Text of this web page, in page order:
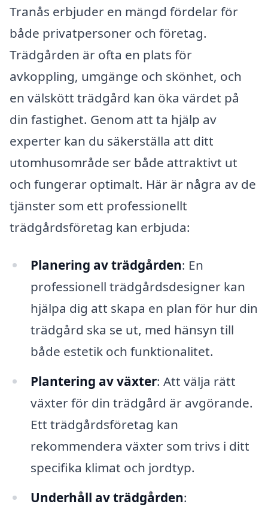
Tranås erbjuder en mängd fördelar för
både privatpersoner och företag.
Trädgården är ofta en plats för
avkoppling, umgänge och skönhet, och
en välskött trädgård kan öka värdet på
din fastighet. Genom att ta hjälp av
experter kan du säkerställa att ditt
utomhusområde ser både attraktivt ut
och fungerar optimalt. Här är några av de
tjänster som ett professionellt
trädgårdsföretag kan erbjuda:
Planering av trädgården: En
professionell trädgårdsdesigner kan
hjälpa dig att skapa en plan för hur din
trädgård ska se ut, med hänsyn till
både estetik och funktionalitet.
Plantering av växter: Att välja rätt
växter för din trädgård är avgörande.
Ett trädgårdsföretag kan
rekommendera växter som trivs i ditt
specifika klimat och jordtyp.
Underhåll av trädgården: